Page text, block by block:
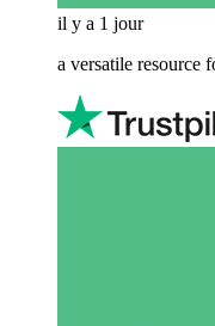
il y a 1 jour
a versatile resource